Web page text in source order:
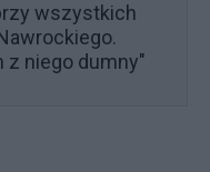
wszystkich
z niego dumny"